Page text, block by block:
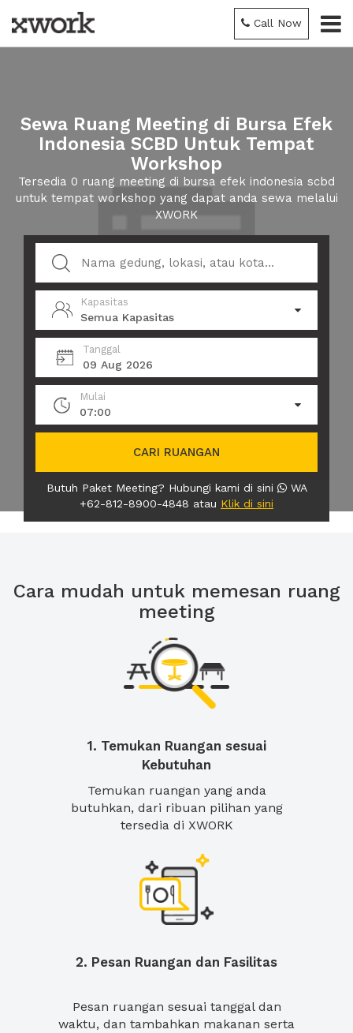
Call Now
Sewa Ruang Meeting di Bursa Efek
Indonesia SCBD Untuk Tempat
Workshop
Tersedia 0 ruang meeting di bursa efek indonesia scbd
untuk tempat workshop yang dapat anda sewa melalui
XWORK
Kapasitas
Semua Kapasitas
Tanggal
09 Aug 2026
Mulai
07:00
CARI RUANGAN
Butuh Paket Meeting? Hubungi kami di sini
WA
+62-812-8900-4848 atau Klik di sini
Cara mudah untuk memesan ruang
meeting
1. Temukan Ruangan sesuai
Kebutuhan
Temukan ruangan yang anda
butuhkan, dari ribuan pilihan yang
tersedia di XWORK
2. Pesan Ruangan dan Fasilitas
Pesan ruangan sesuai tanggal dan
waktu, dan tambahkan makanan serta